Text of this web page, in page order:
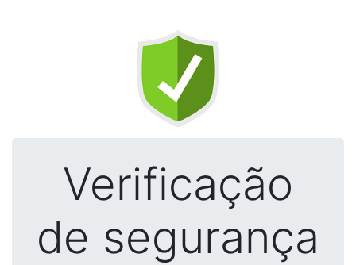
Verificação
de segurança